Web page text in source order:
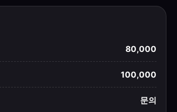
80,000
100,000
문의